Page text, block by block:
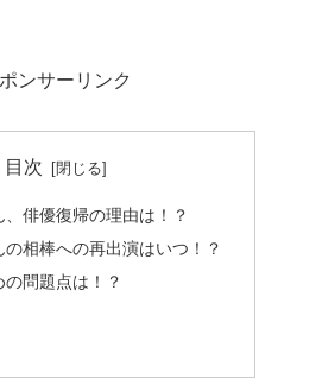
ンサーリンク
目次
、俳優復帰の理由は！？
の相棒への再出演はいつ！？
問題点は！？